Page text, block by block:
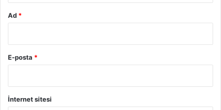
Ad *
E-posta *
İnternet sitesi